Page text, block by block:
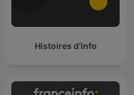
Histoires d'info